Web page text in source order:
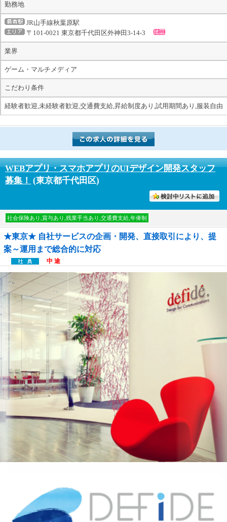
勤務地
JR山手線秋葉原駅
〒101-0021 東京都千代田区外神田3-14-3
業界
ゲーム・マルチメディア
こだわり条件
経験者歓迎,未経験者歓迎,交通費支給,昇給制度あり,試用期間あり,服装自由
WEBアプリ・スマホアプリのUIデザイン開発スタッフ
募集！ (東京都千代田区)
社会保険あり,賞与あり,残業手当あり,交通費支給,年俸制
★東京★ 自社サービスの企画・開発、直接取引により、提
案～運用まで総合的に対応
中 途